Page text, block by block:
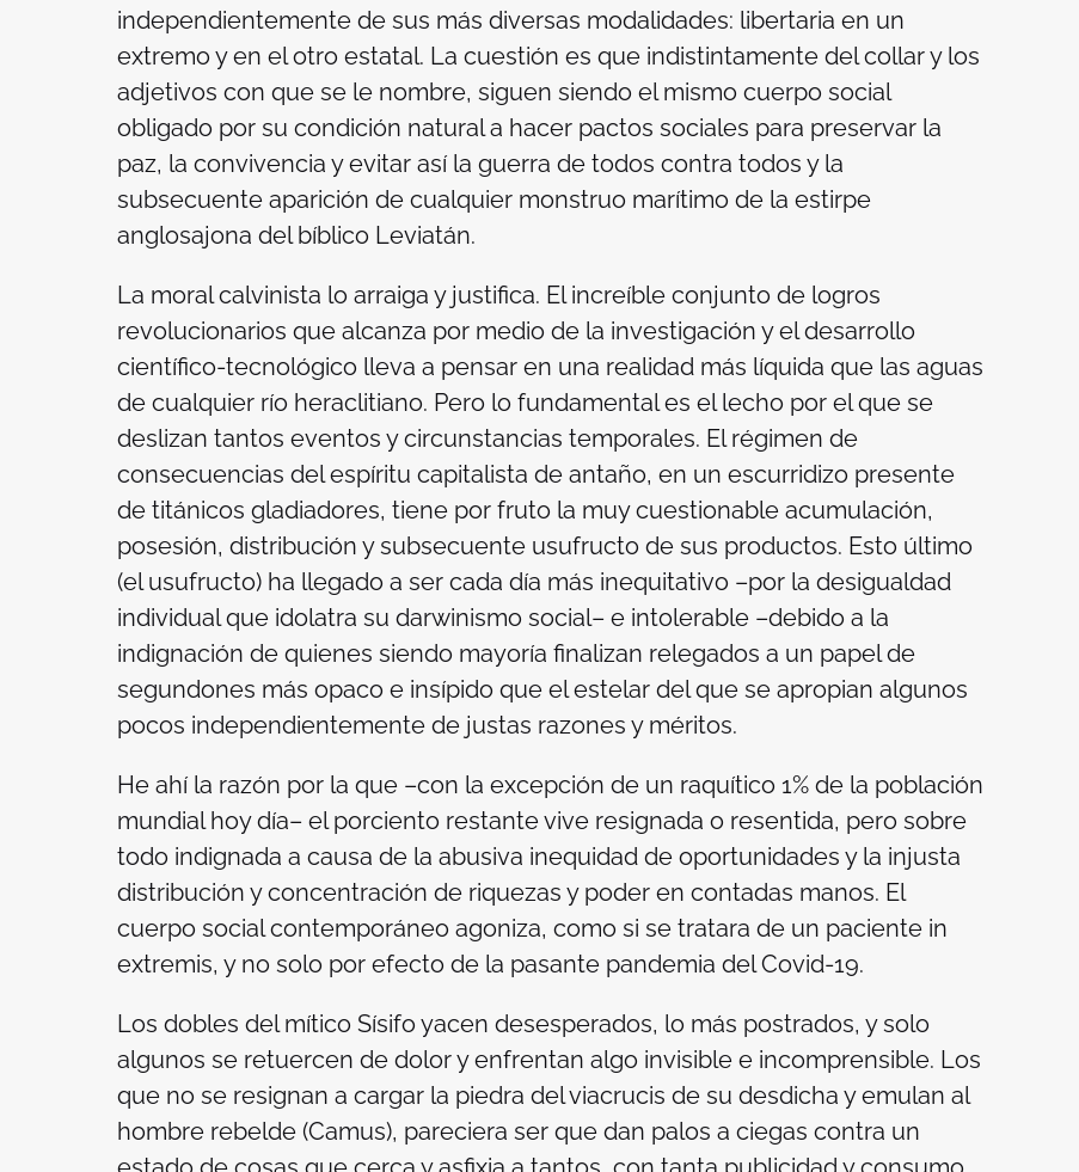
independientemente de sus más diversas modalidades: libertaria en un
extremo y en el otro estatal. La cuestión es que indistintamente del collar y los
adjetivos con que se le nombre, siguen siendo el mismo cuerpo social
obligado por su condición natural a hacer pactos sociales para preservar la
paz, la convivencia y evitar así la guerra de todos contra todos y la
subsecuente aparición de cualquier monstruo marítimo de la estirpe
anglosajona del bíblico Leviatán.
La moral calvinista lo arraiga y justifica. El increíble conjunto de logros
revolucionarios que alcanza por medio de la investigación y el desarrollo
científico-tecnológico lleva a pensar en una realidad más líquida que las aguas
de cualquier río heraclitiano. Pero lo fundamental es el lecho por el que se
deslizan tantos eventos y circunstancias temporales. El régimen de
consecuencias del espíritu capitalista de antaño, en un escurridizo presente
de titánicos gladiadores, tiene por fruto la muy cuestionable acumulación,
posesión, distribución y subsecuente usufructo de sus productos. Esto último
(el usufructo) ha llegado a ser cada día más inequitativo –por la desigualdad
individual que idolatra su darwinismo social– e intolerable –debido a la
indignación de quienes siendo mayoría finalizan relegados a un papel de
segundones más opaco e insípido que el estelar del que se apropian algunos
pocos independientemente de justas razones y méritos.
He ahí la razón por la que –con la excepción de un raquítico 1% de la población
mundial hoy día– el porciento restante vive resignada o resentida, pero sobre
todo indignada a causa de la abusiva inequidad de oportunidades y la injusta
distribución y concentración de riquezas y poder en contadas manos. El
cuerpo social contemporáneo agoniza, como si se tratara de un paciente in
extremis, y no solo por efecto de la pasante pandemia del Covid-19.
Los dobles del mítico Sísifo yacen desesperados, lo más postrados, y solo
algunos se retuercen de dolor y enfrentan algo invisible e incomprensible. Los
que no se resignan a cargar la piedra del viacrucis de su desdicha y emulan al
hombre rebelde(Camus), pareciera ser que dan palos a ciegas contra un